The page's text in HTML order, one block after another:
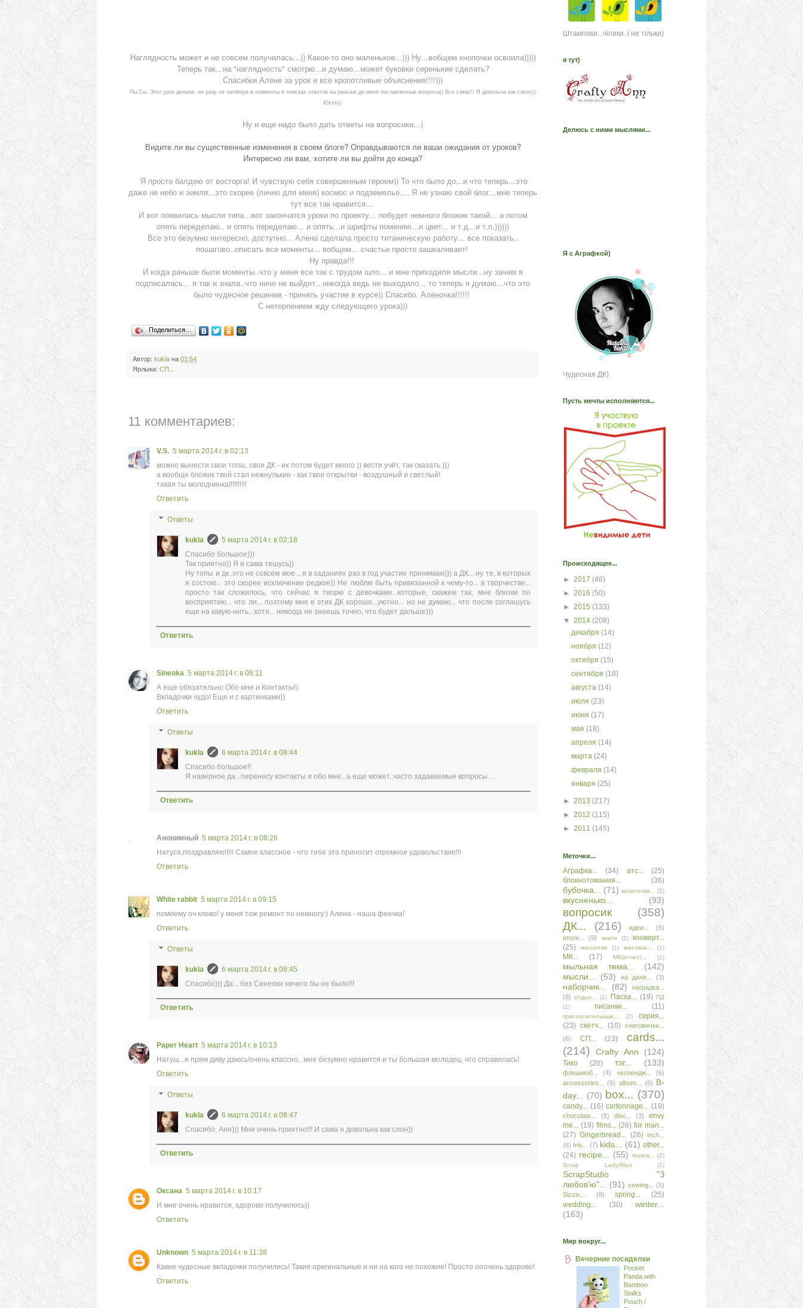
Наглядность может и не совсем получилась...)) Какое-то оно маленькое...))) Ну...вобщем кнопочки освоила)))))
Теперь так...на "наглядность" смотрю...и думаю...может буковки серенькие сделать?
Спасибки Алене за урок и все кропотливые объяснения!!!!)))
Пы.Сы. Этот урок делала, ни разу не заглянув в комменты в поисках ответов на раньше до меня поставленные вопросы)) Все сама!!! Я довольна как слон))))
Юххху)
Ну и еще надо было дать ответы на вопросики...)
Видите ли вы существенные изменения в своем блоге? Оправдываются ли ваши ожидания от уроков?
Интересно ли вам, хотите ли вы дойти до конца?
Я просто балдею от восторга! И чувствую себя совершенным героем)) То что было до...и что теперь...это
даже не небо и земля...это скорее (лично для меня) космос и подземелье.... Я не узнаю свой блог...мне теперь
тут все так нравится...
И вот появились мысли типа...вот закончатся уроки по проекту... побудет немного бложик такой... а потом
опять переделаю.. и опять переделаю... и опять...и шрифты поменяю...и цвет... и т.д...и т.п.))))))
Все это безумно интересно, доступно... Алена сделала просто титаническую работу... все показать..
пошагово..описать все моменты... вобщем... счастье просто зашкаливает!
Ну правда!!!
И когда раньше были моменты..что у меня все так с трудом шло... и мне приходили мысли...ну зачем я
подписалась... я так и знала..что ниче не выйдет...никогда ведь не выходило... то теперь я думаю...что это
было чудесное решение - принять участие в курсе)) Спасибо, Аленочка!!!!!!
С нетерпением жду следующего урока)))
Поделиться…
Автор: kukla на 01:54
Ярлыки: СП...
11 комментариев:
V.S. 5 марта 2014 г. в 02:13
можно вынести свои топы, свои ДК - их потом будет много )) вести учёт, так сказать )))
а вообще бложик твой стал нежнулькин - как твои открытки - воздушный и светлый!
такая ты молодчинка!!!!!!!!!!
Ответить
Ответы
kukla
5 марта 2014 г. в 02:18
Cпасибо большое)))
Так приятно)) Я и сама тешусь))
Ну топы и дк..это не совсем мое... я в заданиях раз в год участие принимаю))) а ДК... ну те, в которых
я состою... это скорее исключение редкое)) Не люблю быть привязанной к чему-то... в творчестве...
просто так сложилось, что сейчас я творю с девочками...которые, скажем так, мне близки по
восприятию... что ли... поэтому мне в этих ДК хорошо...уютно... но не думаю... что после соглашусь
еще на какую-нить...хотя... никогда не знаешь точно, что будет дальше)))
Ответить
Sineoka 5 марта 2014 г. в 06:11
А еще обязательно Обо мне и Контакты!)
Вкладочки чудо! Еще и с картинками))
Ответить
Ответы
kukla
6 марта 2014 г. в 08:44
Спасибо большое!!
Я наверное да...перенесу контакты и обо мне...а еще может..часто задаваемые вопросы....
Ответить
Анонимный 5 марта 2014 г. в 08:26
Натуся,поздравляю!!!!! Самое классное - что тебе это приносит огромное удовольствие!!!
Ответить
White rabbit 5 марта 2014 г. в 09:15
помоему оч клево! у меня тож ремонт по немногу:) Алена - наша феечка!
Ответить
Ответы
kukla
6 марта 2014 г. в 08:45
Спасибо))) Да... без Синеоки ничего бы не было!!!
Ответить
Paper Heart 5 марта 2014 г. в 10:13
Натуш...я прям диву даюсь!очень классно...мне безумно нравится и ты большая молодец, что справилась!
Ответить
Ответы
kukla
6 марта 2014 г. в 08:47
Спасибо, Аня))) Мне очень приятно!!! И сама я довольна как слон))
Ответить
Оксана 5 марта 2014 г. в 10:17
И мне очень нравится, здорово получилось))
Ответить
Unknown 5 марта 2014 г. в 11:38
Какие чудесные вкладочки получились! Такие оригинальные и ни на кого не похожие! Просто ооочень здорово!
Ответить
Штампики...чіпики..і не тільки)
я тут)
Делюсь с ними мыслями...
Я с Аграфкой)
Чудесная ДК)
Пусть мечты исполняются...
Происходящее...
► 2017 (48)
► 2016 (50)
► 2015 (133)
▼ 2014 (208)
декабря(14)
ноября(12)
октября(15)
сентября(18)
августа(14)
июля(23)
июня(17)
мая(18)
апреля(14)
марта(24)
февраля(14)
января(25)
► 2013 (217)
► 2012 (115)
► 2011 (145)
Меточки...
Аґрафка... (34) атс...
(25)
блокнотомания...
(36)
бубочка... (71) визиточка... (2)
вкусненько... (93)
вопросик
(358)
ДК...
(216) идеи...
(5)
итоги...
(9) книги (2)
конверт...
(25)
магнитик (1) мастика... (1)
МК... (17) МК(отчет)... (1)
мыльная тема...
(142)
мысли...
(53) на даче... (3)
наборчик... (82)
наградка...
(8) отдых... (2) Пасха... (19) ПД
(1)
писанки... (11)
пригласительные... (2)
серия...
(23) скетч... (10) снеговички...
(6)
СП... (23)
сards...
(214)
Сrafty Аnn (124)
Тико (20) тэг... (133)
флешмоб... (4) челлендж...
(6)
accessories...
(9) album... (6) B-
day...
(70) box... (370)
candy... (16) cartonnage... (19)
chocolate... (8) disc... (3)
envy
me... (19) films... (26) for man...
(27) Gingerbread... (26) inch...
(6) Iris... (7) kids... (61) other...
(24) recipe... (55) review...
(2)
Scrap Lady/Man
(1)
ScrapStudio "З
любов'ю"...
(91) sewing...
(5)
Sizzix...
(8) spring...
(25)
wedding...
(30)
winter...
(163)
Мир вокруг...
Вечерние посиделки
Pocket
Panda with
Bamboo
Stalks
Pouch /